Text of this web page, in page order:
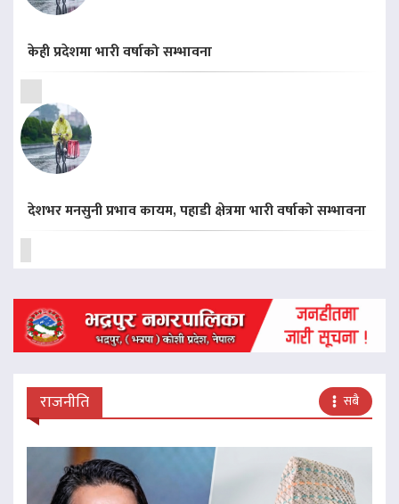
केही प्रदेशमा भारी वर्षाको सम्भावना
देशभर मनसुनी प्रभाव कायम, पहाडी क्षेत्रमा भारी वर्षाको सम्भावना
राजनीति सबै